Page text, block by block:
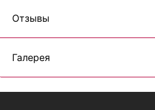
Отзывы
Галерея